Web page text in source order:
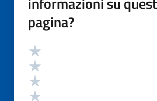
pagina?
Valutazione